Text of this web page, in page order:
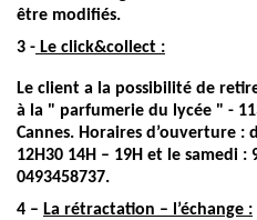
être modifiés.
3 - Le click&collect :
Le client a la possibilité de
à la " parfumerie du lycée " -
Cannes. Horaires d’ouverture :
12H30 14H – 19H et le samedi :
0493458737.
4 – La rétractation – l’échange :